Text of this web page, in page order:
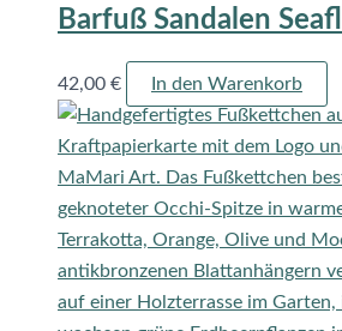
Barfuß Sandalen
42,00 € In den Warenkorb